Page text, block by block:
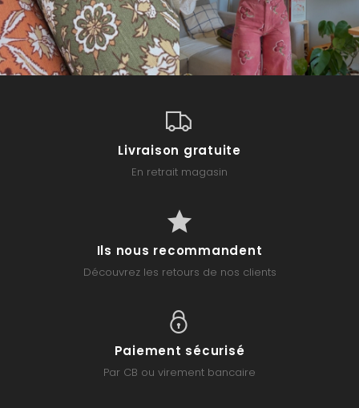
Livraison gratuite
En retrait magasin
Ils nous recommandent
Découvrez les retours de nos clients
Paiement sécurisé
Par CB ou virement bancaire